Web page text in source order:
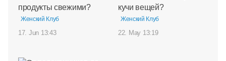
продукты свежими?
Женский Клуб
17. Jun 13:43
кучи вещей?
Женский Клуб
22. May 13:19